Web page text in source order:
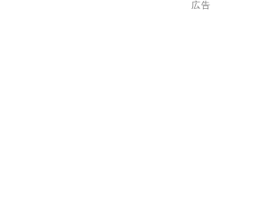
広告